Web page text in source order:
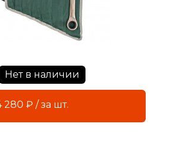
Нет в наличии
Розница: 4 280 ₽ / за шт.